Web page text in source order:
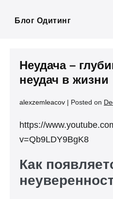
Блог Одитинг
Неудача –
неудач в жизни
alexzemleacov | Posted on
https://
v=Qb9LDY9BgK8
Как